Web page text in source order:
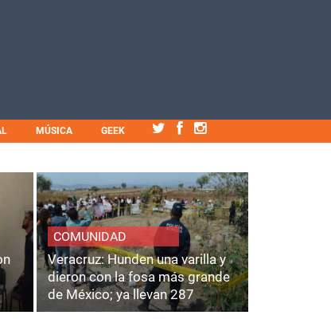
MÚSICA GEEK
COMUNIDAD
Veracruz: Hunden una varilla y
dieron con la fosa más grande
de México; ya llevan 287
cuerpos.